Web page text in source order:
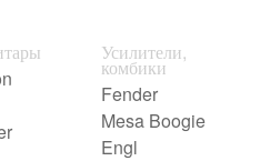
Усилители,
комбики
Fender
Mesa Boogie
Engl